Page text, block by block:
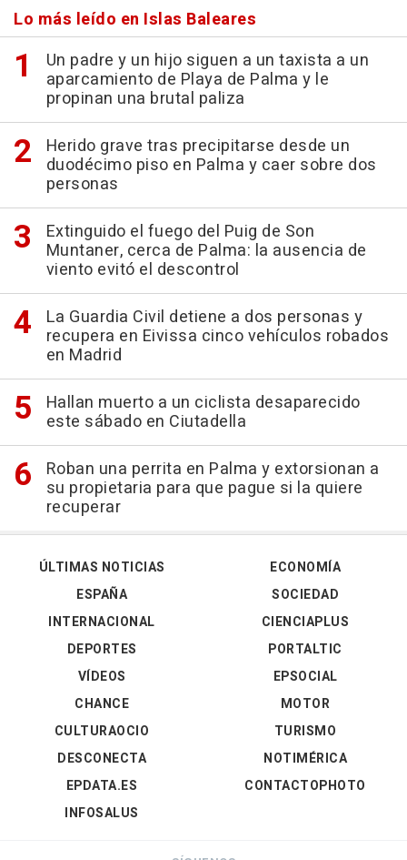
Lo más leído en Islas Baleares
Un padre y un hijo siguen a un taxista a un
aparcamiento de Playa de Palma y le
propinan una brutal paliza
Herido grave tras precipitarse desde un
duodécimo piso en Palma y caer sobre dos
personas
Extinguido el fuego del Puig de Son
Muntaner, cerca de Palma: la ausencia de
viento evitó el descontrol
La Guardia Civil detiene a dos personas y
recupera en Eivissa cinco vehículos robados
en Madrid
Hallan muerto a un ciclista desaparecido
este sábado en Ciutadella
Roban una perrita en Palma y extorsionan a
su propietaria para que pague si la quiere
recuperar
ÚLTIMAS NOTICIAS
ESPAÑA
INTERNACIONAL
DEPORTES
VÍDEOS
ECONOMÍA
SOCIEDAD
CIENCIAPLUS
PORTALTIC
EPSOCIAL
CHANCE
CULTURAOCIO
DESCONECTA
EPDATA.ES
INFOSALUS
MOTOR
TURISMO
NOTIMÉRICA
CONTACTOPHOTO